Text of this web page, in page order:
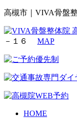
高槻市｜VIVA骨盤
－１６ MAP
HOME